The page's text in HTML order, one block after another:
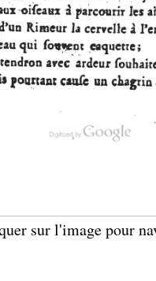
sur l'image pour